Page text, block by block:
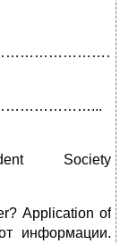
Society
Application of
информации.